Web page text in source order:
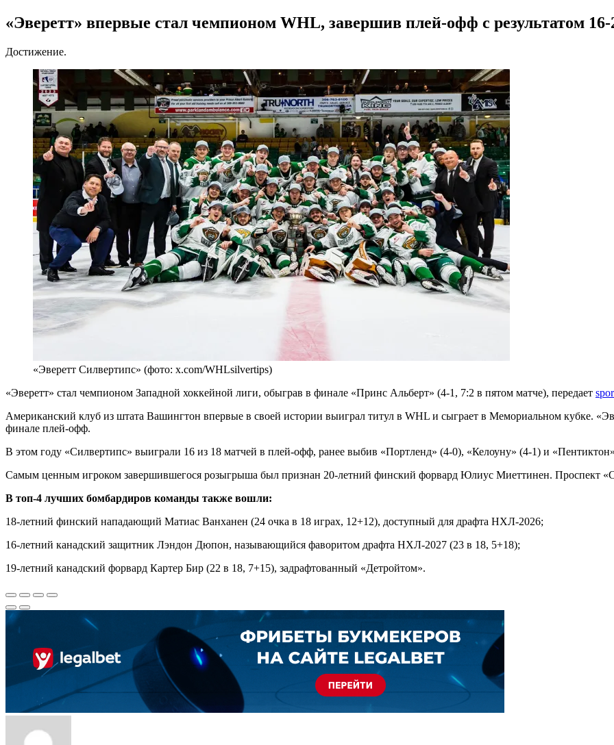
«Эверетт» впервые стал чемпионом WHL, завершив плей-офф с результатом 16-
Достижение.
«Эверетт Силвертипс» (фото: x.com/WHLsilvertips)
«Эверетт» стал чемпионом Западной хоккейной лиги, обыграв в финале «Принс Альберт» (4-1, 7:2 в пятом матче), передает
Американский клуб из штата Вашингтон впервые в своей истории выиграл титул в WHL и сыграет в Мемориальном кубке.
финале плей-офф.
В этом году «Силвертипс» выиграли 16 из 18 матчей в плей-офф, ранее выбив «Портленд» (4-0), «Келоуну» (4-1) и
Самым ценным игроком завершившегося розыгрыша был признан 20-летний финский форвард Юлиус Миеттинен. Проспект
В топ-4 лучших бомбардиров команды также вошли:
18-летний финский нападающий Матиас Ванханен (24 очка в 18 играх, 12+12), доступный для драфта НХЛ-2026;
16-летний канадский защитник Лэндон Дюпон, называющийся фаворитом драфта НХЛ-2027 (23 в 18, 5+18);
19-летний канадский форвард Картер Бир (22 в 18, 7+15), задрафтованный «Детройтом».